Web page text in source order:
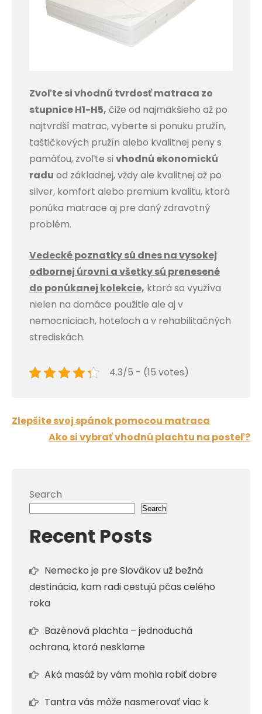
Zvoľte si vhodnú tvrdosť matraca zo
stupnice H1-H5, čiže od najmäkšieho až po
najtvrdší matrac, vyberte si ponuku pružín,
taštičkových pružín alebo kvalitnej peny s
pamäťou, zvoľte si vhodnú ekonomickú
radu od základnej, vždy ale kvalitnej až po
silver, komfort alebo premium kvalitu, ktorá
ponúka matrace aj pre daný zdravotný
problém.
Vedecké poznatky sú dnes na vysokej
odbornej úrovni a všetky sú prenesené
do ponúkanej kolekcie, ktorá sa využíva
nielen na domáce použitie ale aj v
nemocniciach, hoteloch a v rehabilitačných
strediskách.
4.3/5 - (15 votes)
Post
navigation
Zlepšite svoj spánok pomocou matraca
Ako si vybrať vhodnú plachtu na posteľ?
Search
Search
Recent Posts
Nemecko je pre Slovákov už bežná
destinácia, kam radi cestujú pčas celého
roka
Bazénová plachta – jednoduchá
ochrana, ktorá nesklame
Aká masáž by vám mohla robiť dobre
Tantra vás môže nasmerovať viac k